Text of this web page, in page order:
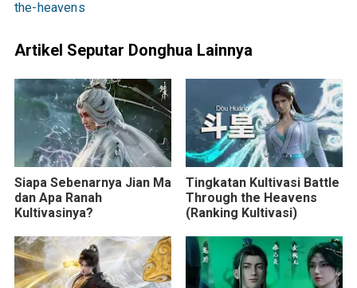
the-heavens
Artikel Seputar Donghua Lainnya
Siapa Sebenarnya Jian Ma
dan Apa Ranah
Kultivasinya?
Tingkatan Kultivasi Battle
Through the Heavens
(Ranking Kultivasi)